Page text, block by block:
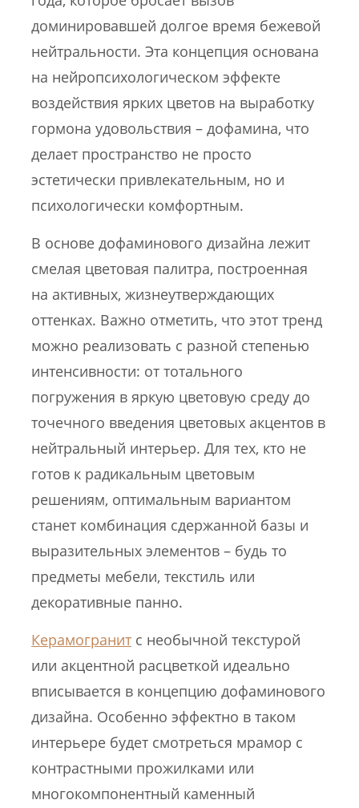
доминировавшей долгое время бежевой
нейтральности. Эта концепция основана
на нейропсихологическом эффекте
воздействия ярких цветов на выработку
гормона удовольствия – дофамина, что
делает пространство не просто
эстетически привлекательным, но и
психологически комфортным.
В основе дофаминового дизайна лежит
смелая цветовая палитра, построенная
на активных, жизнеутверждающих
оттенках. Важно отметить, что этот тренд
можно реализовать с разной степенью
интенсивности: от тотального
погружения в яркую цветовую среду до
точечного введения цветовых акцентов в
нейтральный интерьер. Для тех, кто не
готов к радикальным цветовым
решениям, оптимальным вариантом
станет комбинация сдержанной базы и
выразительных элементов – будь то
предметы мебели, текстиль или
декоративные панно.
Керамогранит с необычной текстурой
или акцентной расцветкой идеально
вписывается в концепцию дофаминового
дизайна. Особенно эффектно в таком
интерьере будет смотреться мрамор с
контрастными прожилками или
многокомпонентный каменный